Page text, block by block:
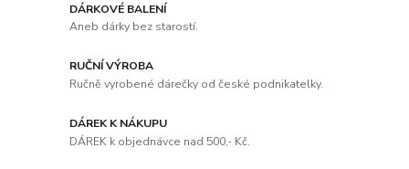
DÁRKOVÉ BALENÍ
Aneb dárky bez starostí.
RUČNÍ VÝROBA
Ručně vyrobené dárečky od české podnikatelky.
DÁREK K NÁKUPU
DÁREK k objednávce nad 500,- Kč.